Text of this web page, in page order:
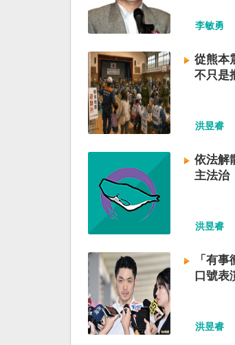
李敏勇
從熊本
不只是
洪昱睿
依法解
主法治
洪昱睿
「有
口號表
洪昱睿